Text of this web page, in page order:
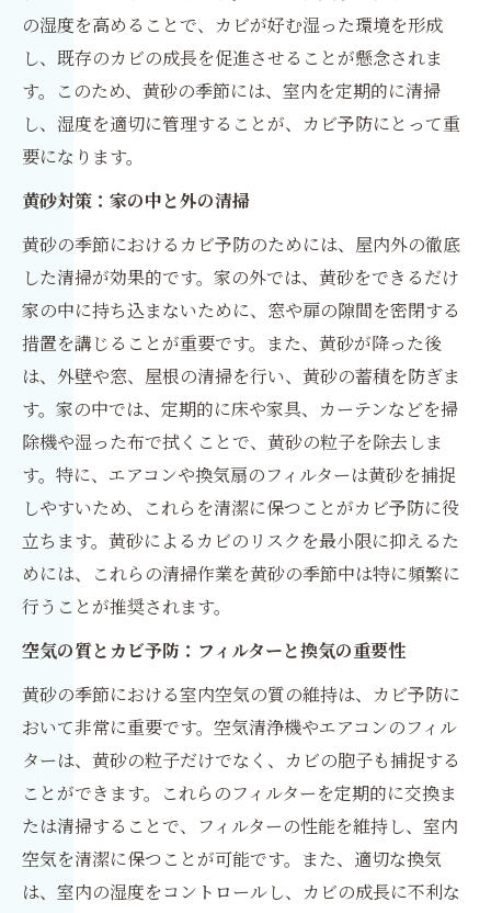
の湿度を高めることで、カビが好む湿った環境を形成
し、既存のカビの成長を促進させることが懸念されま
す。このため、黄砂の季節には、室内を定期的に清掃
し、湿度を適切に管理することが、カビ予防にとって重
要になります。
黄砂対策：家の中と外の清掃
黄砂の季節におけるカビ予防のためには、屋内外の徹底
した清掃が効果的です。家の外では、黄砂をできるだけ
家の中に持ち込まないために、窓や扉の隙間を密閉する
措置を講じることが重要です。また、黄砂が降った後
は、外壁や窓、屋根の清掃を行い、黄砂の蓄積を防ぎま
す。家の中では、定期的に床や家具、カーテンなどを掃
除機や湿った布で拭くことで、黄砂の粒子を除去しま
す。特に、エアコンや換気扇のフィルターは黄砂を捕捉
しやすいため、これらを清潔に保つことがカビ予防に役
立ちます。黄砂によるカビのリスクを最小限に抑えるた
めには、これらの清掃作業を黄砂の季節中は特に頻繁に
行うことが推奨されます。
空気の質とカビ予防：フィルターと換気の重要性
黄砂の季節における室内空気の質の維持は、カビ予防に
おいて非常に重要です。空気清浄機やエアコンのフィル
ターは、黄砂の粒子だけでなく、カビの胞子も捕捉する
ことができます。これらのフィルターを定期的に交換ま
たは清掃することで、フィルターの性能を維持し、室内
空気を清潔に保つことが可能です。また、適切な換気
は、室内の湿度をコントロールし、カビの成長に不利な